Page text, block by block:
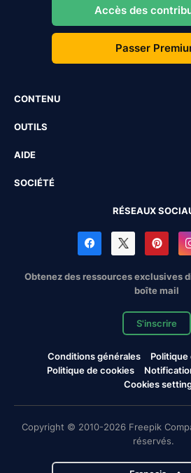
Accès des
Passer
CONTENU
OUTILS
AIDE
SOCIÉTÉ
RÉSEAUX
Obtenez des ressources exclusives
boîte mail
S'inscrire
Conditions générales
Politique de cookies
Cookies
Copyright © 2010-2026 Freepik
réservés.